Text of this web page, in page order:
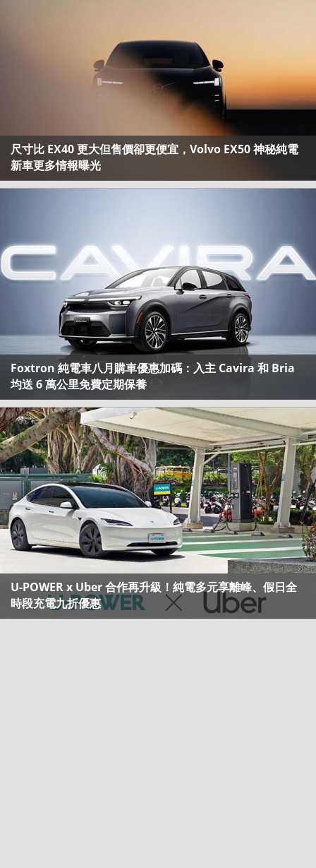
尺寸比 EX40 更大但售價卻更便宜，Volvo EX50 神秘純電
新車更多情報曝光
Foxtron 純電車八月購車優惠加碼：入主 Cavira 和 Bria
均送 6 萬公里免費定期保養
U-POWER x Uber 合作再升級！純電多元享離峰、假日全
時段充電九折優惠